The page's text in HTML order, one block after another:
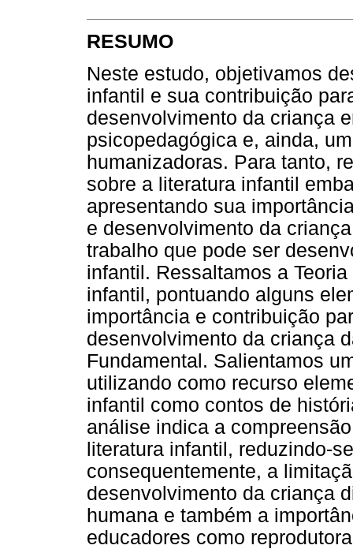
RESUMO
Neste estudo, objetivamos
infantil e sua contribuição
desenvolvimento da criança
psicopedagógica e, ainda,
humanizadoras. Para tanto,
sobre a literatura infantil
apresentando sua
e desenvolvimento da
trabalho que pode ser
infantil. Ressaltamos a
infantil, pontuando alguns
importância e contribuição
desenvolvimento da criança
Fundamental. Salientamos
utilizando como recurso
infantil como contos de
análise indica a
literatura infantil, reduzindo-
consequentemente, a
desenvolvimento da criança
humana e também a
educadores como